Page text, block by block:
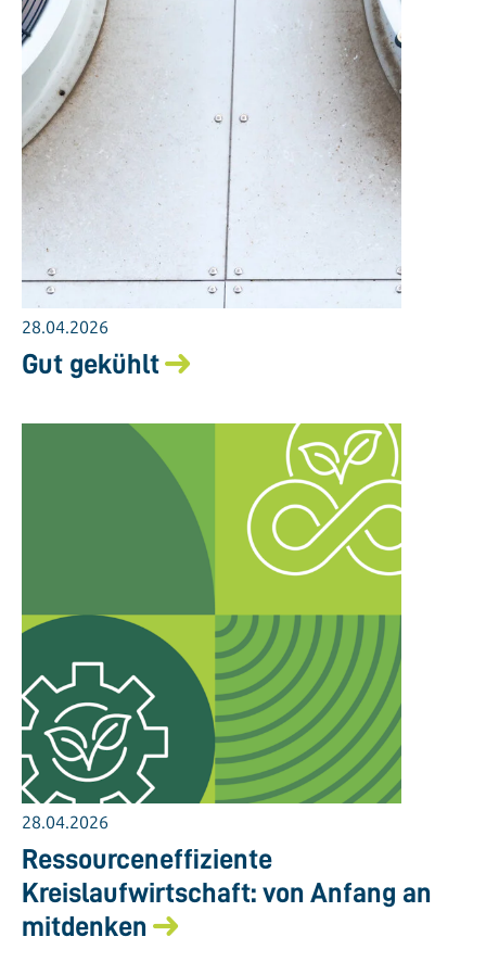
28.04.2026
Gut gekühlt
28.04.2026
Ressourceneffiziente
Kreislaufwirtschaft: von Anfang an
mitdenken